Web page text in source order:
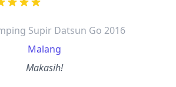
ulasan adalah bintang lima
Supir Datsun Go 2016
Malang
Makasih!